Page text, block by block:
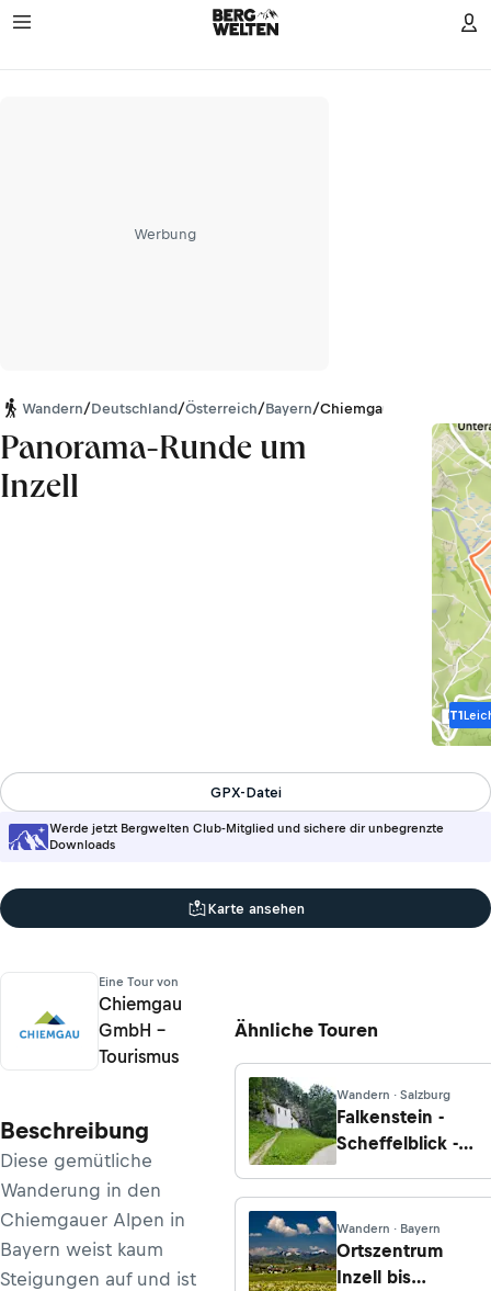
Werbung
Wandern/Deutschland/Österreich/Bayern/Chiemgauer Alpen
Panorama-Runde um
Inzell
T1
Werde jetzt Bergwelten Club-Mitglied und sichere dir unbegrenzte
Downloads
GPX-Datei
Karte ansehen
Eine Tour von
Chiemgau
GmbH –
Tourismus
Beschreibung
Diese gemütliche
Wanderung in den
Chiemgauer Alpen in
Bayern weist kaum
Steigungen auf und ist
Ähnliche Touren
Wandern · Salzburg
Falkenstein -
Scheffelblick -
Wandern · Bayern
Ortszentrum
Inzell bis